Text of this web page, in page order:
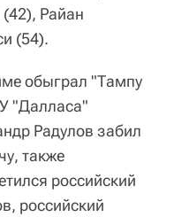
Райан
(54).
обыграл "Тампу
"Далласа"
Радулов забил
также
российский
российский